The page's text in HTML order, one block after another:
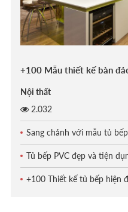
+100 Mẫu thiết kế bàn
Nội thất
2.032
Sang chảnh với mẫu tủ
Tủ bếp PVC đẹp và tiện
+100 Thiết kế tủ bếp hiện